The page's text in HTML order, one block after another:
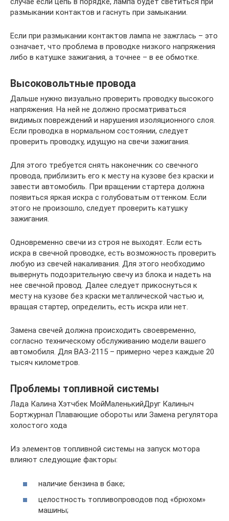
размыкании контактов и гаснуть при замыкании.
Если при размыкании контактов лампа не зажглась – это
означает, что проблема в проводке низкого напряжения
либо в катушке зажигания, а точнее – в ее обмотке.
Высоковольтные провода
Дальше нужно визуально проверить проводку высокого
напряжения. На ней не должно просматриваться
видимых повреждений и нарушения изоляционного слоя.
Если проводка в нормальном состоянии, следует
проверить проводку, идущую на свечи зажигания.
Для этого требуется снять наконечник со свечного
провода, приблизить его к месту на кузове без краски и
завести автомобиль. При вращении стартера должна
появиться яркая искра с голубоватым оттенком. Если
этого не произошло, следует проверить катушку
зажигания.
Одновременно свечи из строя не выходят. Если есть
искра в свечной проводке, есть возможность проверить
любую из свечей накаливания. Для этого необходимо
вывернуть подозрительную свечу из блока и надеть на
нее свечной провод. Далее следует прикоснуться к
месту на кузове без краски металлической частью и,
вращая стартер, определить, есть искра или нет.
Замена свечей должна происходить своевременно,
согласно техническому обслуживанию модели вашего
автомобиля. Для ВАЗ-2115 – примерно через каждые 20
тысяч километров.
Проблемы топливной системы
Лада Калина Хэтчбек МойМаленькийДруг Калиныч
Бортжурнал Плавающие обороты или Замена регулятора
холостого хода
Из элементов топливной системы на запуск мотора
влияют следующие факторы:
наличие бензина в баке;
целостность топливопроводов под «брюхом»
машины;